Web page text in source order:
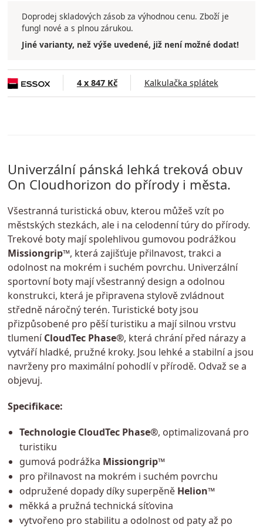
Doprodej skladových zásob za výhodnou cenu. Zboží je
fungl nové a s plnou zárukou.
Jiné varianty, než výše uvedené, již není možné dodat!
4 x 847 Kč Kalkulačka splátek
Univerzální pánská lehká treková obuv
On Cloudhorizon do přírody i města.
Všestranná turistická obuv, kterou můžeš vzít po
městských stezkách, ale i na celodenní túry do přírody.
Trekové boty mají spolehlivou gumovou podrážkou
Missiongrip™, která zajišťuje přilnavost, trakci a
odolnost na mokrém i suchém povrchu. Univerzální
sportovní boty mají všestranný design a odolnou
konstrukci, která je připravena stylově zvládnout
středně náročný terén. Turistické boty jsou
přizpůsobené pro pěší turistiku a mají silnou vrstvu
tlumeníCloudTec Phase®, která chrání před nárazy a
vytváří hladké, pružné kroky. Jsou lehké a stabilní a jsou
navrženy pro maximální pohodlí v přírodě. Odvaž se a
objevuj.
Specifikace:
Technologie CloudTec Phase®, optimalizovaná pro
turistiku
gumová podrážka Missiongrip™
pro přilnavost na mokrém i suchém povrchu
odpružené dopady díky superpěněHelion™
měkká a pružná technická síťovina
vytvořeno pro stabilitu a odolnost od paty až po